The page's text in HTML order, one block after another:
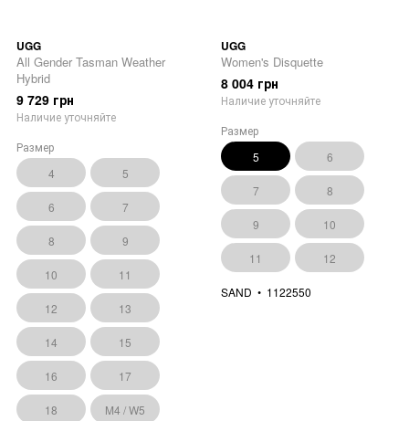
UGG
All Gender Tasman Weather
Hybrid
9 729 грн
Наличие уточняйте
Размер
4
5
6 7
8 9
10 11
12 13
14 15
16 17
18 M4 / W5
UGG
Women's Disquette
8 004 грн
Наличие уточняйте
Размер
5
6
7 8
9 10
11 12
SAND 1122550